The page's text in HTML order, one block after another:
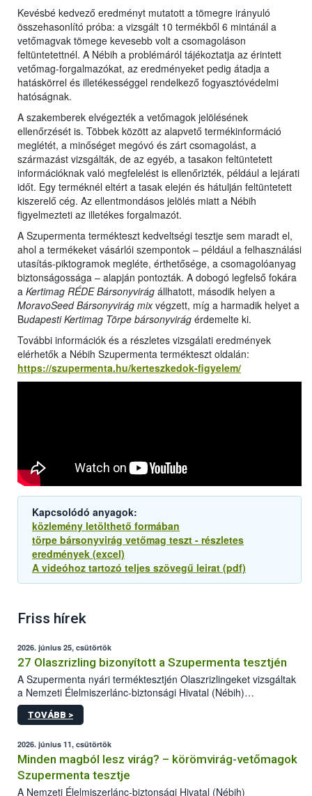
Kevésbé kedvező eredményt mutatott a tömegre irányuló
összehasonlító próba: a vizsgált 10 termékből 6 mintánál a
vetőmagvak tömege kevesebb volt a csomagoláson
feltüntetettnél. A Nébih a problémáról tájékoztatja az érintett
vetőmag-forgalmazókat, az eredményeket pedig átadja a
hatáskörrel és illetékességgel rendelkező fogyasztóvédelmi
hatóságnak.
A szakemberek elvégezték a vetőmagok jelölésének
ellenőrzését is. Többek között az alapvető termékinformáció
meglétét, a minőséget megóvó és zárt csomagolást, a
származást vizsgálták, de az egyéb, a tasakon feltüntetett
információknak való megfelelést is ellenőrizték, például a lejárati
időt. Egy terméknél eltért a tasak elején és hátulján feltüntetett
kiszerelő cég. Az ellentmondásos jelölés miatt a Nébih
figyelmezteti az illetékes forgalmazót.
A Szupermenta termékteszt kedveltségi tesztje sem maradt el,
ahol a termékeket vásárlói szempontok – például a felhasználási
utasítás-piktogramok megléte, érthetősége, a csomagolóanyag
biztonságossága – alapján pontozták. A dobogó legfelső fokára
a Kertimag RÉDE Bársonyvirág állhatott, második helyen a
MoravoSeed Bársonyvirág mixvégzett, míg a harmadik helyet a
Budapesti Kertimag Törpe bársonyvirág érdemelte ki.
További információk és a részletes vizsgálati eredmények
elérhetők a Nébih Szupermenta termékteszt oldalán:
https://szupermenta.hu/kerteszkedok-figyelem/
Kapcsolódó anyagok:
közlemény letölthető formában
törpe bársonyvirág vetőmag teszt - részletes
eredmények (excel)
A videóhoz tartozó teljes szövegű leirat (pdf)
Friss hírek
2026. június 25, csütörtök
27 Olaszrizling bizonyított a Szupermenta tesztjén
A Szupermenta nyári terméktesztjén Olaszrizlingeket vizsgáltak
a Nemzeti Élelmiszerlánc-biztonsági Hivatal (Nébih)
szakemberei. Összesen 27 bor került „nagyító alá”, melyek az
élelmiszerbiztonsági és -minőségi vizsgálatok, valamint a
vizsgálaton az is kiderült, melyek a kóstolók által
legkedveltebbnek ítélt Olaszrizlingek.
TOVÁBB >
2026. június 11, csütörtök
Minden magból lesz virág? – körömvirág-vetőmagok
Szupermenta tesztje
A Nemzeti Élelmiszerlánc-biztonsági Hivatal (Nébih)